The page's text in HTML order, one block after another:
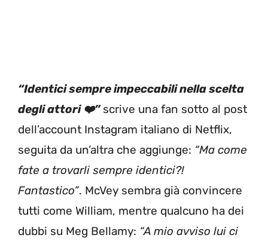
“Identici sempre impeccabili nella scelta
degli attori ❤️”scrive una fan sotto al post
dell’account Instagram italiano di Netflix,
seguita da un’altra che aggiunge: “Ma come
fate a trovarli sempre identici?!
Fantastico”. McVey sembra già convincere
tutti come William, mentre qualcuno ha dei
dubbi su Meg Bellamy: “A mio avviso lui ci